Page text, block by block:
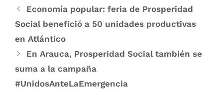
Economía popular: feria de Prosperidad
Social benefició a 50 unidades productivas
en Atlántico
En Arauca, Prosperidad Social también se
suma a la campaña
#UnidosAnteLaEmergencia